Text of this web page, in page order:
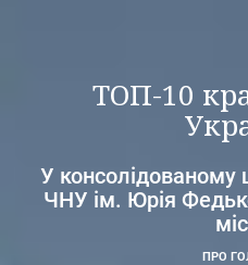
ТОП-10
У консолідованому
ЧНУ ім. Юрія
ПРО